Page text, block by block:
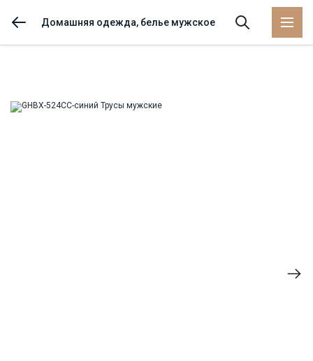
Домашняя одежда, белье мужское